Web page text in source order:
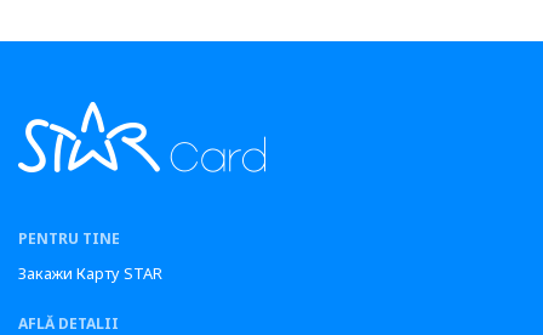
PENTRU TINE
Закажи Карту STAR
AFLĂ DETALII